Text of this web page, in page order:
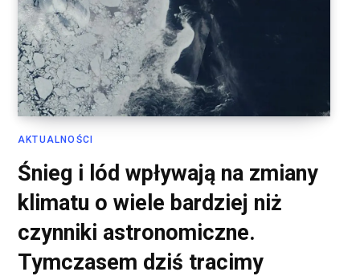
AKTUALNOŚCI
Śnieg i lód wpływają na zmiany
klimatu o wiele bardziej niż
czynniki astronomiczne.
Tymczasem dziś tracimy